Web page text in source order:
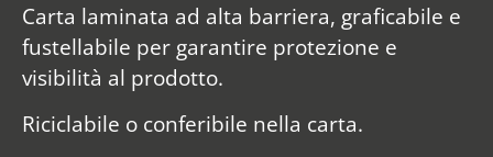
Carta laminata ad alta barriera, graficabile e
fustellabile per garantire protezione e
visibilità al prodotto.
Riciclabile o conferibile nella carta.